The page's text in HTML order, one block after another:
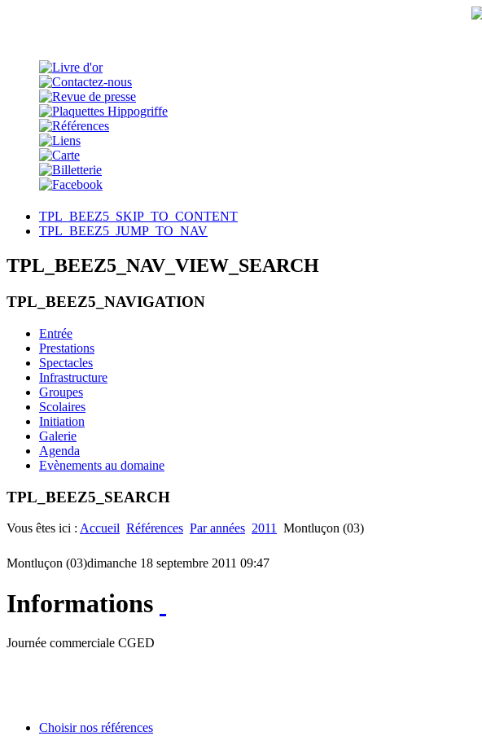
TPL_BEEZ5_SKIP_TO_CONTENT
TPL_BEEZ5_JUMP_TO_NAV
TPL_BEEZ5_NAV_VIEW_SEARCH
TPL_BEEZ5_NAVIGATION
Entrée
Prestations
Spectacles
Infrastructure
Groupes
Scolaires
Initiation
Galerie
Agenda
Evènements au domaine
TPL_BEEZ5_SEARCH
Vous êtes ici : Accueil Références Par années 2011 Montluçon (03)
Montluçon (03)dimanche 18 septembre 2011 09:47
Informations
Journée commerciale CGED
Choisir nos références